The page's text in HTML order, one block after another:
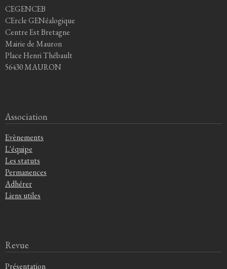
CEGENCEB
CErcle GENéalogique
Centre Est Bretagne
Mairie de Mauron
Place Henri Thébault
56430 MAURON
Association
Evènements
L'équipe
Les statuts
Permanences
Adhérer
Liens utiles
Revue
Présentation